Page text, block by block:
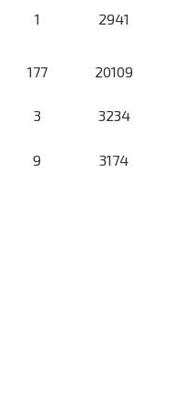
1 2941
177 20109
3 3234
9 3174